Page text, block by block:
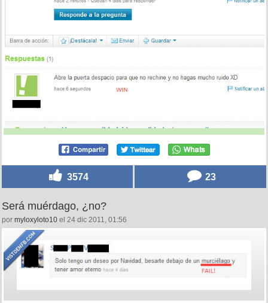
3574 23
Será muérdago, ¿no?
por myloxyloto10 el 24 dic 2011, 01:56